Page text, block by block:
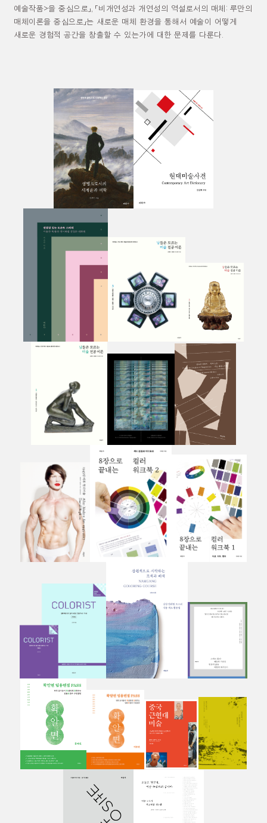
예술작품>을 중심으로 」 ,「비개연성과 개연성의 역설로서의 매체 : 루만의
매체이론을 중심으로 」는 새로운 매체 환경을 통해서 예술이 어떻게
새로운 경험적 공간을 창출할 수 있는가에 대한 문제를 다룬다